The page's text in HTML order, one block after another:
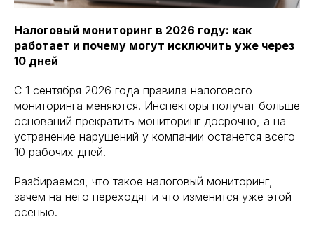
Налоговый мониторинг в 2026 году: как
работает и почему могут исключить уже через
10 дней
С 1 сентября 2026 года правила налогового
мониторинга меняются. Инспекторы получат больше
оснований прекратить мониторинг досрочно, а на
устранение нарушений у компании останется всего
10 рабочих дней.
Разбираемся, что такое налоговый мониторинг,
зачем на него переходят и что изменится уже этой
осенью.